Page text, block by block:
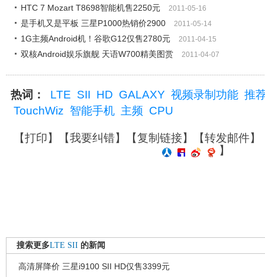
HTC 7 Mozart T8698智能机售2250元 2011-05-16
是手机又是平板 三星P1000热销价2900 2011-05-14
1G主频Android机！谷歌G12仅售2780元 2011-04-15
双核Android娱乐旗舰 天语W700精美图赏 2011-04-07
热词： LTE SII HD GALAXY 视频录制功能 推
TouchWiz 智能手机 主频 CPU
【打印】【我要纠错】【复制链接】【转发邮件】
】
搜索更多LTE SII 的新闻
高清屏降价 三星i9100 SII HD仅售3399元